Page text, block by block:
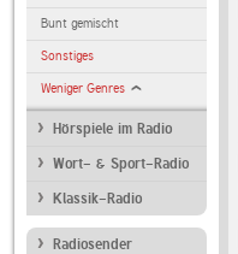
Bunt gemischt
Sonstiges
Weniger Genres
Hörspiele im Radio
Wort- & Sport-Radio
Klassik-Radio
Radiosender